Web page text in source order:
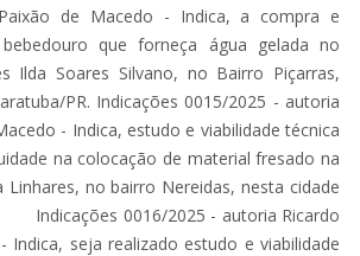
de Macedo - Indica, a compra e
que forneça água gelada no
Ilda Soares Silvano, no Bairro Piçarras,
PR. Indicações 0015/2025 - autoria
- Indica, estudo e viabilidade técnica
na colocação de material fresado na
Linhares, no bairro Nereidas, nesta cidade
Indicações 0016/2025 - autoria Ricardo
Indica, seja realizado estudo e viabilidade